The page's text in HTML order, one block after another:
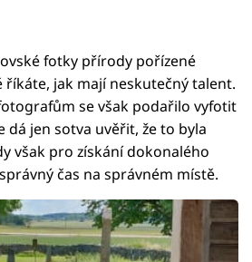
fotky přírody pořízené
jak mají neskutečný talent.
se však podařilo vyfotit
dá jen sotva uvěřit, že to byla
však pro získání dokonalého
čas na správném místě.